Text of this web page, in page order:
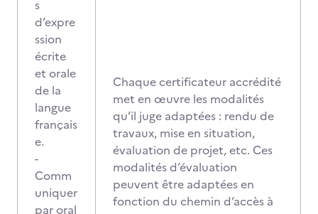
s
d’expre
ssion
écrite
et orale
de la
langue
français
e.
-
Comm
uniquer
par oral
Chaque certificateur accrédité
met en œuvre les modalités
qu’il juge adaptées : rendu de
travaux, mise en situation,
évaluation de projet, etc. Ces
modalités d’évaluation
peuvent être adaptées en
fonction du chemin d’accès à